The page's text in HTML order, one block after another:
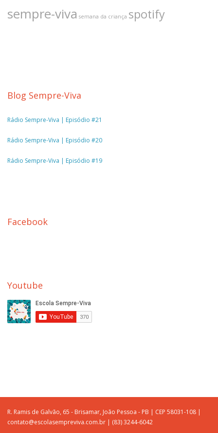
sempre-viva semana da criança spotify
Blog Sempre-Viva
Rádio Sempre-Viva | Episódio #21
Rádio Sempre-Viva | Episódio #20
Rádio Sempre-Viva | Episódio #19
Facebook
Youtube
R. Ramis de Galvão, 65 - Brisamar, João Pessoa - PB | CEP 58031-108 |
contato@escolasempreviva.com.br | (83) 3244-6042